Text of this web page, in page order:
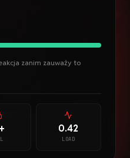
zanim zauważy to
0.42
LOAD